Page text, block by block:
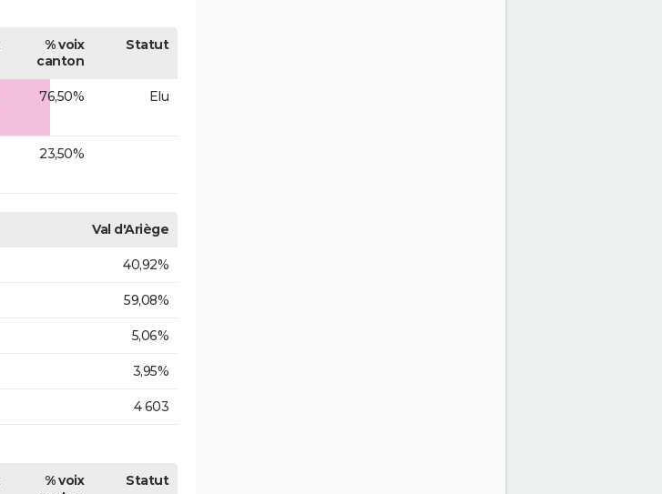
% voix
canton
Statut
76,50% Elu
23,50%
Val d'Ariège
40,92%
59,08%
5,06%
3,95%
4 603
% voix
Statut